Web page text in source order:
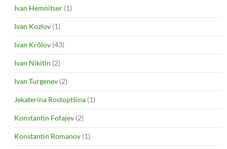
Ivan Hemnitser (1)
Ivan Kozlov (1)
Ivan Krõlov (43)
Ivan Nikitin (2)
Ivan Turgenev (2)
Jekaterina Rostoptšina (1)
Konstantin Fofajev (2)
Konstantin Romanov (1)